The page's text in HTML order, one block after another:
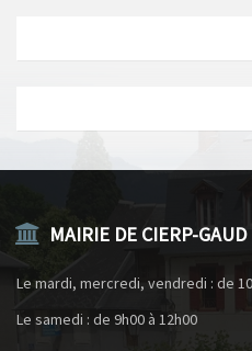
MAIRIE DE CIERP-GAUD
Le mardi, mercredi, vendredi : de
Le samedi : de 9h00 à 12h00